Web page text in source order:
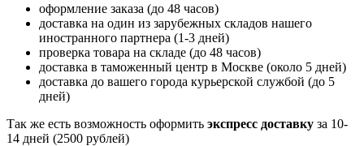
оформление заказа (до 48 часов)
доставка на один из зарубежных складов нашего
иностранного партнера (1-3 дней)
проверка товара на складе (до 48 часов)
доставка в таможенный центр в Москве (около 5 дней)
доставка до вашего города курьерской службой (до 5
дней)
Так же есть возможность оформить экспресс доставку за 10-
14 дней (2500 рублей)